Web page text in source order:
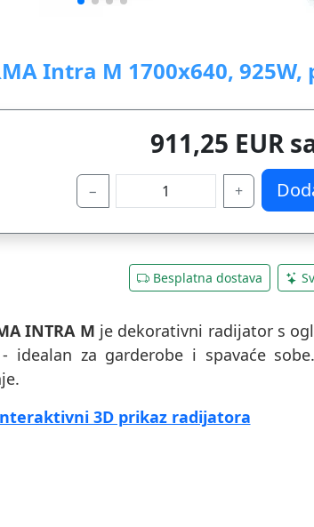
Intra M 1700x640, 925W,
911,25 EUR
− +
Besplatna dostava
INTRA M je dekorativni radijator s
idealan za garderobe i spavaće
3D prikaz radijatora